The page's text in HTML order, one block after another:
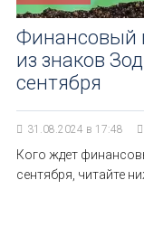
Финансовый
из знаков
сентября
31.08.2024 в 17:48
Кого ждет
сентября, читайте